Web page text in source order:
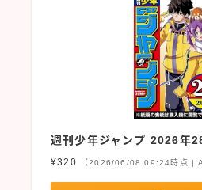
週刊少年ジャンプ 2026年
¥320 （2026/06/08 09:24時点 |